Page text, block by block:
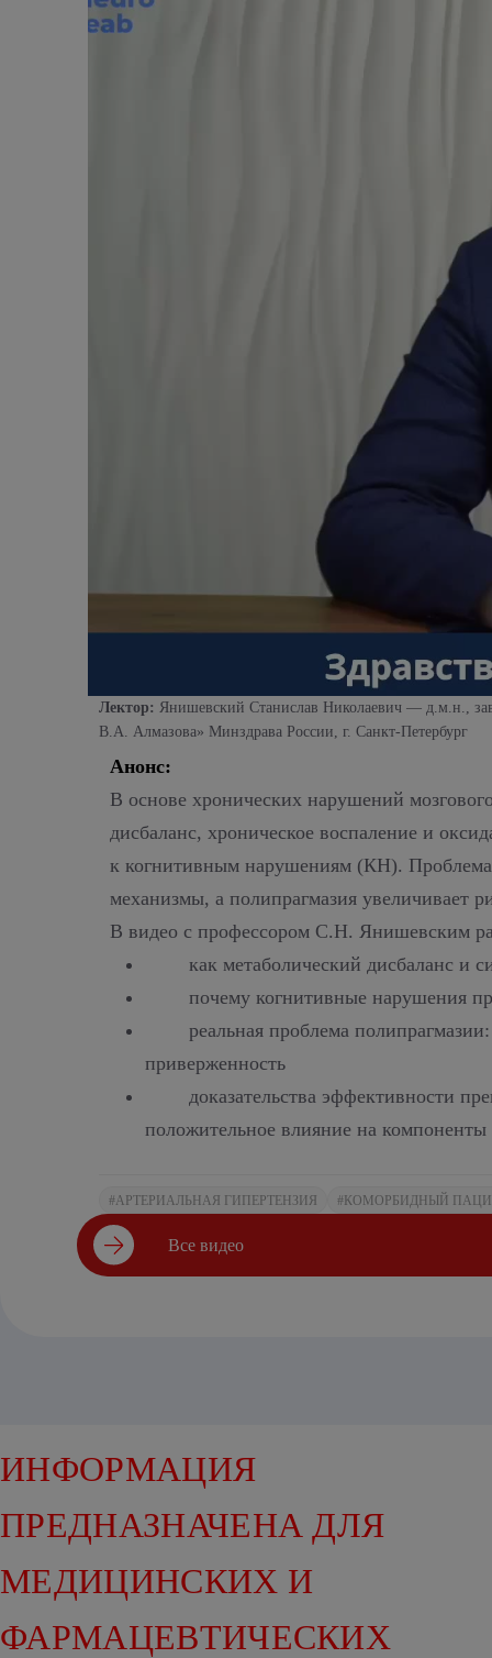
Лектор: Янишевский Станислав Николаевич — д.м.н.,
В.А. Алмазова» Минздрава России, г. Санкт-Петербург
Анонс:
В основе хронических нарушений
дисбаланс, хроническое воспаление и
к когнитивным нарушениям (КН).
механизмы, а полипрагмазия увеличивает
В видео с профессором С.Н. Янишевским
как метаболический дисбаланс и
почему когнитивные нарушения
реальная проблема
приверженность
доказательства эффективности
положительное влияние на компоненты
#АРТЕРИАЛЬНАЯ ГИПЕРТЕНЗИЯ #КОМОРБИДНЫЙ
Все видео
ИНФОРМАЦИЯ
ПРЕДНАЗНАЧЕНА ДЛЯ
МЕДИЦИНСКИХ И
ФАРМАЦЕВТИЧЕСКИХ